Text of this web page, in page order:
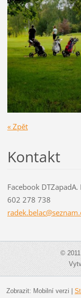
« Zpět
Kontakt
Facebook
602 278 738
radek.belac@sezn
©
Zobrazit: Mobilní verzi